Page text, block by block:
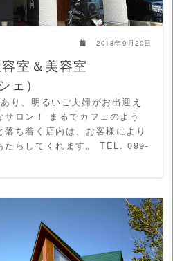
2018年9月20日
室＆美容室
）
り、明るいご夫婦がお出迎え
ロン！ まるでカフェのよう
ち着く店内は、お客様により
たらしてくれます。 TEL. 099-